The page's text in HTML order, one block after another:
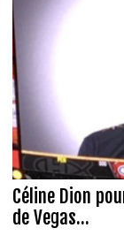
Céline Dion
de Vegas...